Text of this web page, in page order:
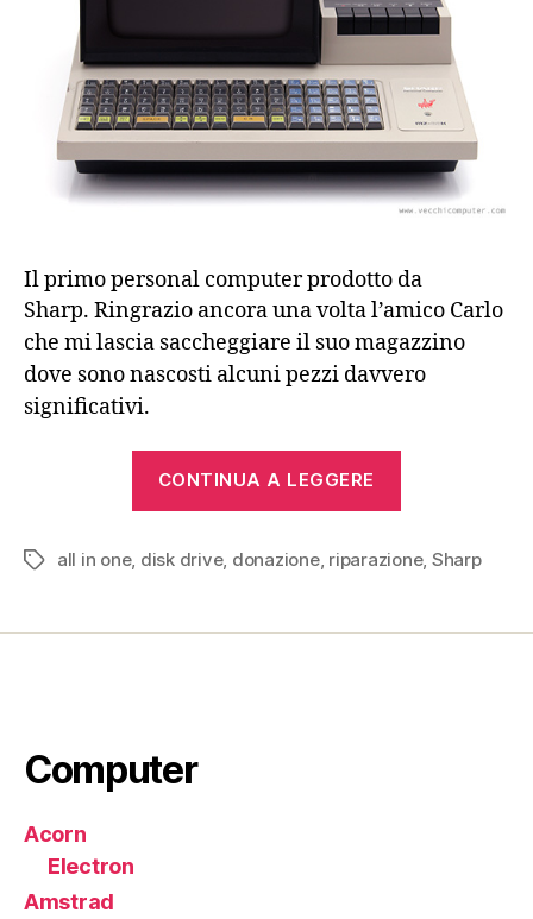
Il primo personal computer prodotto da
Sharp. Ringrazio ancora una volta l’amico Carlo
che mi lascia saccheggiare il suo magazzino
dove sono nascosti alcuni pezzi davvero
significativi.
CONTINUA A LEGGERE
(1978)”
Tag all in one, disk drive, donazione, riparazione, Sharp
Computer
Acorn
Electron
Amstrad